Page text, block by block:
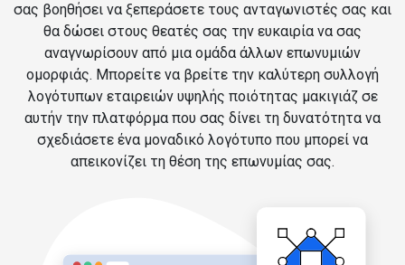
σας βοηθήσει να ξεπεράσετε τους ανταγωνιστές σας και
θα δώσει στους θεατές σας την ευκαιρία να σας
αναγνωρίσουν από μια ομάδα άλλων επωνυμιών
ομορφιάς. Μπορείτε να βρείτε την καλύτερη συλλογή
λογότυπων εταιρειών υψηλής ποιότητας μακιγιάζ σε
αυτήν την πλατφόρμα που σας δίνει τη δυνατότητα να
σχεδιάσετε ένα μοναδικό λογότυπο που μπορεί να
απεικονίζει τη θέση της επωνυμίας σας.